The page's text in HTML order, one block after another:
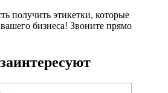
получить этикетки, которые
бизнеса! Звоните прямо